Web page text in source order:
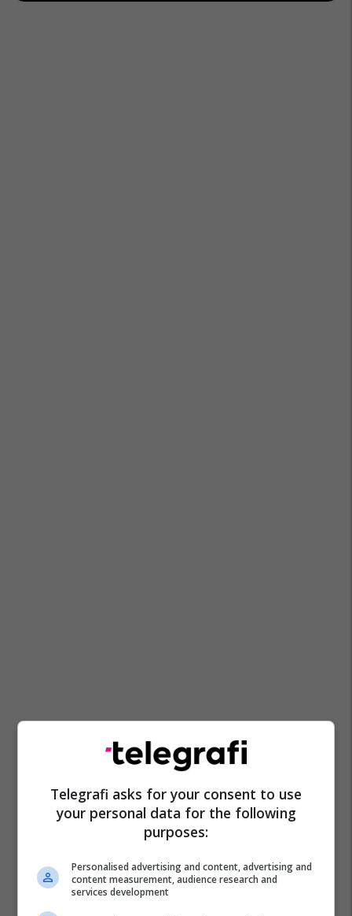
Telegrafi asks for your consent to use
your personal data for the following
purposes:
Personalised advertising and content, advertising and
content measurement, audience research and
services development